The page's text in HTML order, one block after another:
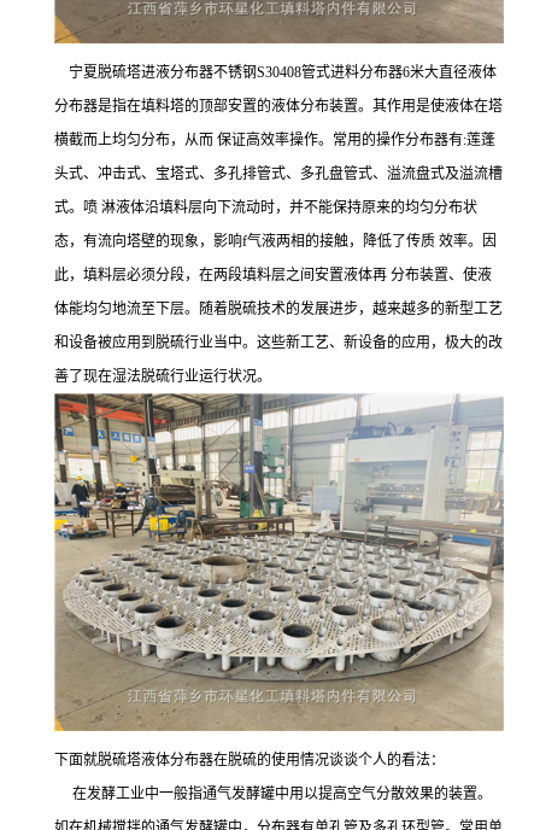
宁夏脱硫塔进液分布器不锈钢S30408管式进料分布器6米大直径液体
分布器是指在填料塔的顶部安置的液体分布装置。其作用是使液体在塔
横截而上均匀分布，从而 保证高效率操作。常用的操作分布器有:莲蓬
头式、冲击式、宝塔式、多孔排管式、多孔盘管式、溢流盘式及溢流槽
式。喷 淋液体沿填料层向下流动时，并不能保持原来的均匀分布状
态，有流向塔壁的现象，影响f气液两相的接触，降低了传质 效率。因
此，填料层必须分段，在两段填料层之间安置液体再 分布装置、使液
体能均匀地流至下层。随着脱硫技术的发展进步，越来越多的新型工艺
和设备被应用到脱硫行业当中。这些新工艺、新设备的应用，极大的改
善了现在湿法脱硫行业运行状况。
下面就脱硫塔液体分布器在脱硫的使用情况谈谈个人的看法：
在发酵工业中一般指通气发酵罐中用以提高空气分散效果的装置。